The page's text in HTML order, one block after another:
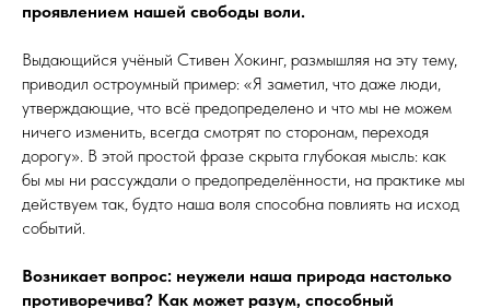
проявлением нашей свободы воли.
Выдающийся учёный Стивен Хокинг, размышляя на эту тему,
приводил остроумный пример: «Я заметил, что даже люди,
утверждающие, что всё предопределено и что мы не можем
ничего изменить, всегда смотрят по сторонам, переходя
дорогу». В этой простой фразе скрыта глубокая мысль: как
бы мы ни рассуждали о предопределённости, на практике мы
действуем так, будто наша воля способна повлиять на исход
событий.
Возникает вопрос: неужели наша природа настолько
противоречива? Как может разум, способный